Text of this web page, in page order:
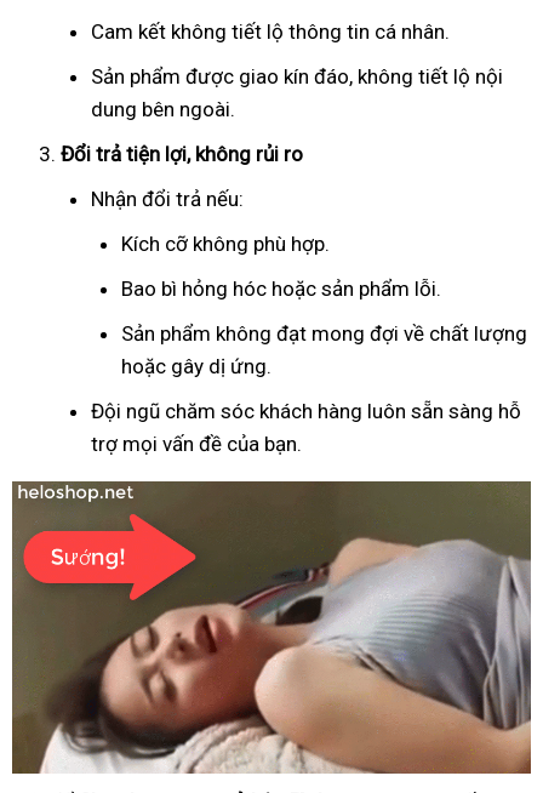
Cam kết không tiết lộ thông tin cá nhân.
Sản phẩm được giao kín đáo, không tiết lộ nội
dung bên ngoài.
Đổi trả tiện lợi, không rủi ro
Nhận đổi trả nếu:
Kích cỡ không phù hợp.
Bao bì hỏng hóc hoặc sản phẩm lỗi.
Sản phẩm không đạt mong đợi về chất lượng
hoặc gây dị ứng.
Đội ngũ chăm sóc khách hàng luôn sẵn sàng hỗ
trợ mọi vấn đề của bạn.